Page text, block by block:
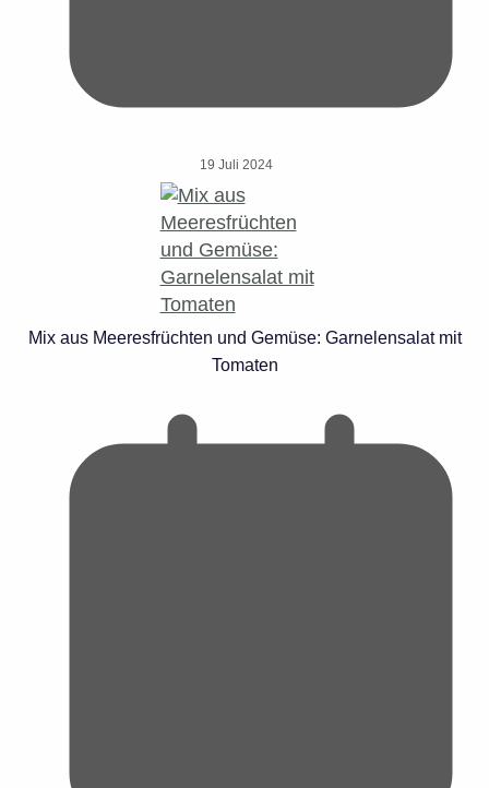
19 Juli 2024
Mix aus Meeresfrüchten und Gemüse: Garnelensalat mit
Tomaten